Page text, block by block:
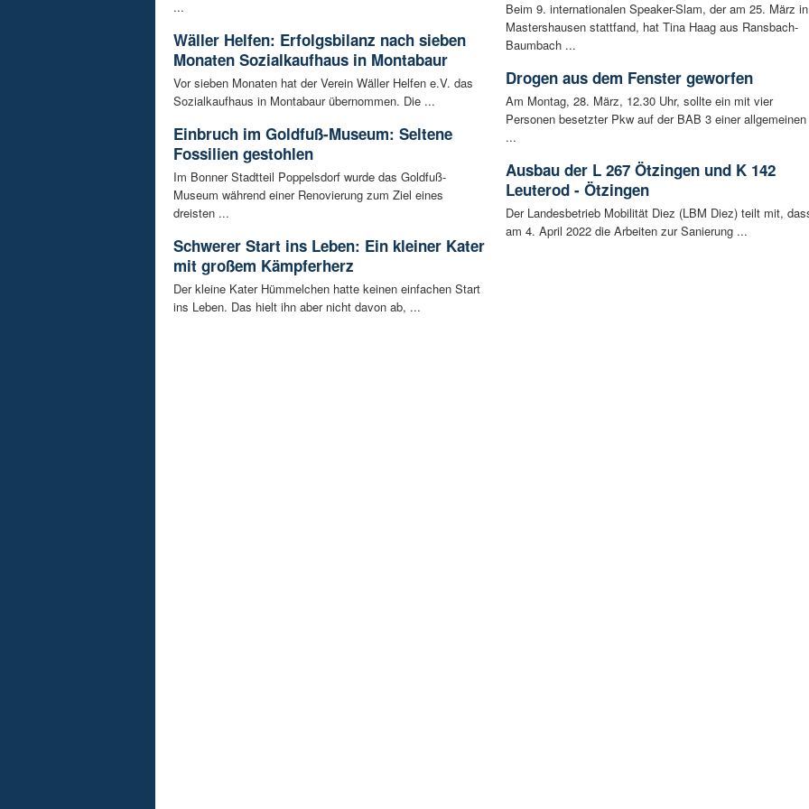
...
Wäller Helfen: Erfolgsbilanz nach sieben
Monaten Sozialkaufhaus in Montabaur
Vor sieben Monaten hat der Verein Wäller Helfen e.V. das
Sozialkaufhaus in Montabaur übernommen. Die ...
Einbruch im Goldfuß-Museum: Seltene
Fossilien gestohlen
Im Bonner Stadtteil Poppelsdorf wurde das Goldfuß-
Museum während einer Renovierung zum Ziel eines
dreisten ...
Schwerer Start ins Leben: Ein kleiner Kater
mit großem Kämpferherz
Der kleine Kater Hümmelchen hatte keinen einfachen Start
ins Leben. Das hielt ihn aber nicht davon ab, ...
Beim 9. internationalen Speaker-Slam, der am 25. März in
Mastershausen stattfand, hat Tina Haag aus Ransbach-
Baumbach ...
Drogen aus dem Fenster geworfen
Am Montag, 28. März, 12.30 Uhr, sollte ein mit vier
Personen besetzter Pkw auf der BAB 3 einer allgemeinen
...
Ausbau der L 267 Ötzingen und K 142
Leuterod - Ötzingen
Der Landesbetrieb Mobilität Diez (LBM Diez) teilt mit,
am 4. April 2022 die Arbeiten zur Sanierung ...